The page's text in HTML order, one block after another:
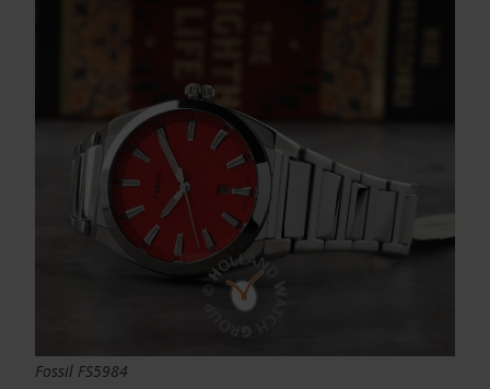
Fossil FS5984